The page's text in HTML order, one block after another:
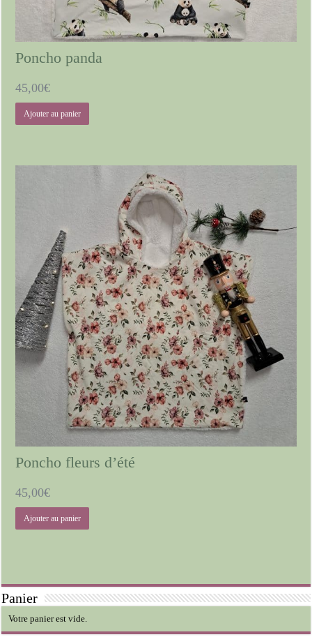
Poncho panda
45,00€
Ajouter au panier
Poncho fleurs d’été
45,00€
Ajouter au panier
Panier
Votre panier est vide.